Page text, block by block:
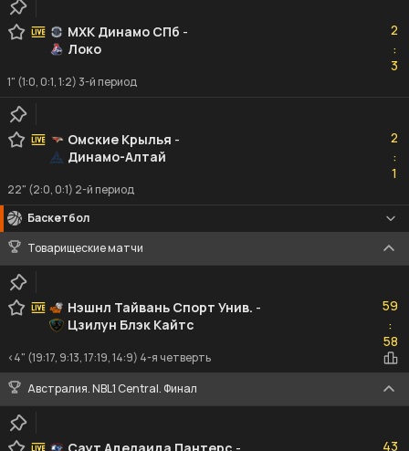
МХК Динамо СПб -
Локо
2
:3
3
1" (1:0, 0:1, 1:2) 3-й период
Омские Крылья -
Динамо-Алтай
2
:1
1
22" (2:0, 0:1) 2-й период
Баскетбол
Товарищеские матчи
Нэшнл Тайвань Спорт Унив. -
Цзилун Блэк Кайтс
59
:58
58
<4" (19:17, 9:13, 17:19, 14:9) 4-я четверть
Австралия. NBL1 Central. Финал
43